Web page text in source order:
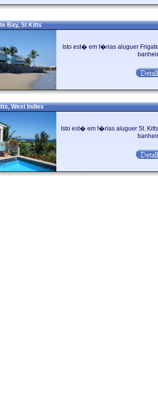
Bay, St Kitts
Isto est� em f�rias aluguer
West Indies
Isto est� em f�rias aluguer St.